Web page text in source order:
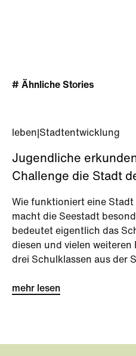
# Ähnliche Stories
leben Stadtentwicklung
Jugendliche
Challenge die Stadt
Wie funktioniert eine Stadt
macht die Seestadt
bedeutet eigentlich das
diesen und vielen
drei Schulklassen aus der
mehr lesen